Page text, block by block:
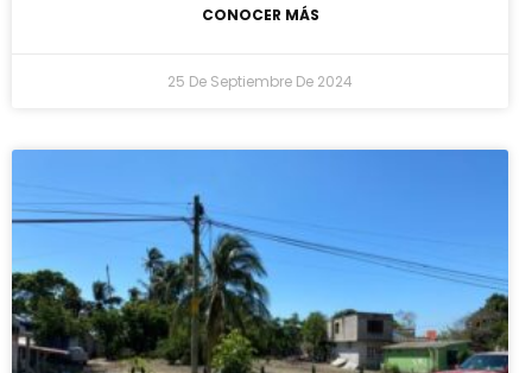
CONOCER MÁS
25 De Septiembre De 2024